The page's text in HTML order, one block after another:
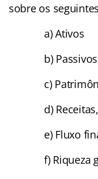
sobre os
a) Ativos
b) Passivos
c)
d)
e) Fluxo
f) Riqueza